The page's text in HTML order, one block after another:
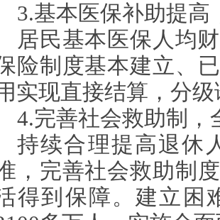
3.基本医保补助提
居民基本医保人均
险制度基本建立、
实现直接结算，分
4.完善社会救助制，
持续合理提高退休
，完善社会救助制
得到保障。建立困